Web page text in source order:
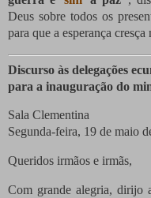
Deus sobre todos os
para que a esperança cresça
Discurso às delegações
para a inauguração do
Sala Clementina
Segunda-feira, 19 de maio
Queridos irmãos e irmãs,
Com grande alegria, dirijo